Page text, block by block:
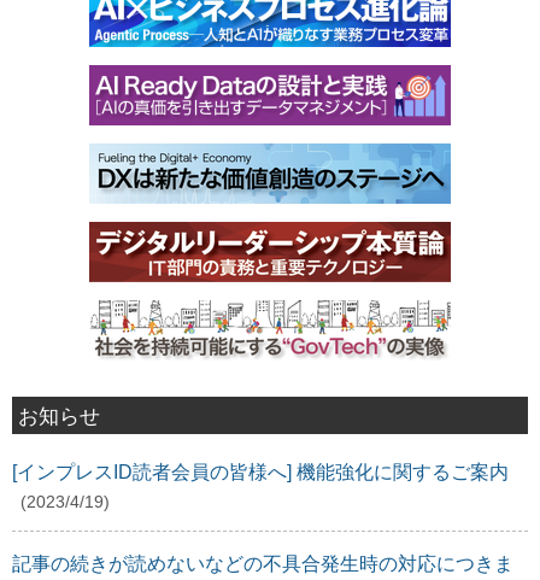
お知らせ
[インプレスID読者会員の皆様へ] 機能強化に関するご案内
(2023/4/19)
記事の続きが読めないなどの不具合発生時の対応につきま